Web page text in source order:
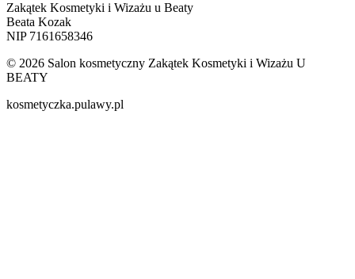
Zakątek Kosmetyki i Wizażu u Beaty
Beata Kozak
NIP 7161658346
© 2026 Salon kosmetyczny Zakątek Kosmetyki i Wizażu U
BEATY
kosmetyczka.pulawy.pl